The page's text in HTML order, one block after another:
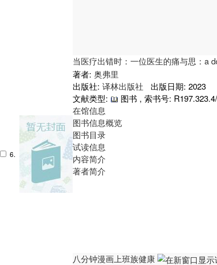
6.
当医疗出错时：一位医生的痛与思：a
著者: 奥弗里
出版社: 译林出版社
出版日期: 2023
文献类型:
图书 , 索书号:
在馆信息
图书信息概览
图书目录
试读信息
内容简介
著者简介
八分钟漫画上班族健康